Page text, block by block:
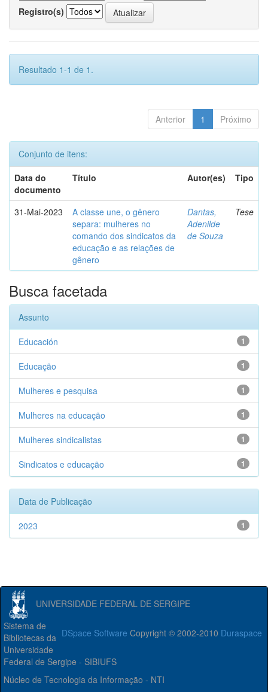
Registro(s)
Resultado 1-1 de 1.
Anterior 1 Próximo
Conjunto de itens:
Data do
documento
Título Autor(es) Tipo
31-Mai-2023
A classe une, o gênero
separa: mulheres no
comando dos sindicatos da
educação e as relações de
gênero
Dantas,
Adenilde
de Souza
Tese
Busca facetada
Assunto
1
Educación
1
Educação
1
Mulheres e pesquisa
1
Mulheres na educação
1
Mulheres sindicalistas
1
Sindicatos e educação
Data de Publicação
1
2023
UNIVERSIDADE FEDERAL DE SERGIPE
DSpace Software Copyright © 2002-2010 Duraspace
Sistema de
Bibliotecas da
Universidade
Federal de Sergipe - SIBIUFS
Núcleo de Tecnologia da Informação - NTI